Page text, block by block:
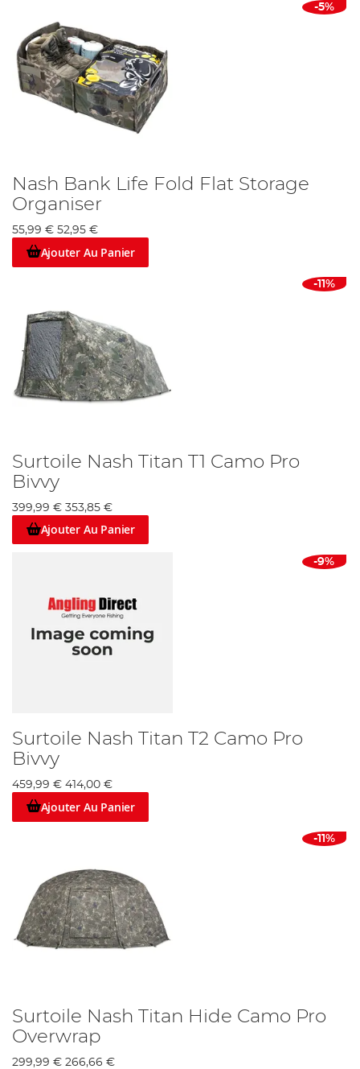
-5%
Nash Bank Life Fold Flat Storage
Organiser
55,99 € 52,95 €
Ajouter Au Panier
-11%
Surtoile Nash Titan T1 Camo Pro
Bivvy
399,99 € 353,85 €
Ajouter Au Panier
-9%
Surtoile Nash Titan T2 Camo Pro
Bivvy
459,99 € 414,00 €
Ajouter Au Panier
-11%
Surtoile Nash Titan Hide Camo Pro
Overwrap
299,99 € 266,66 €